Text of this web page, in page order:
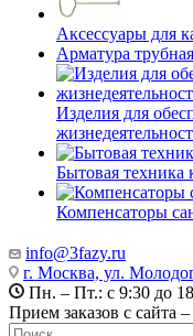
Аксессуары для
Арматура
Изделия для
Бытовая техника
Компенсаторы
info@3fazy.ru
г. Москва, ул.
Пн. – Пт.: с 9:30 до
Прием заказов с сайта